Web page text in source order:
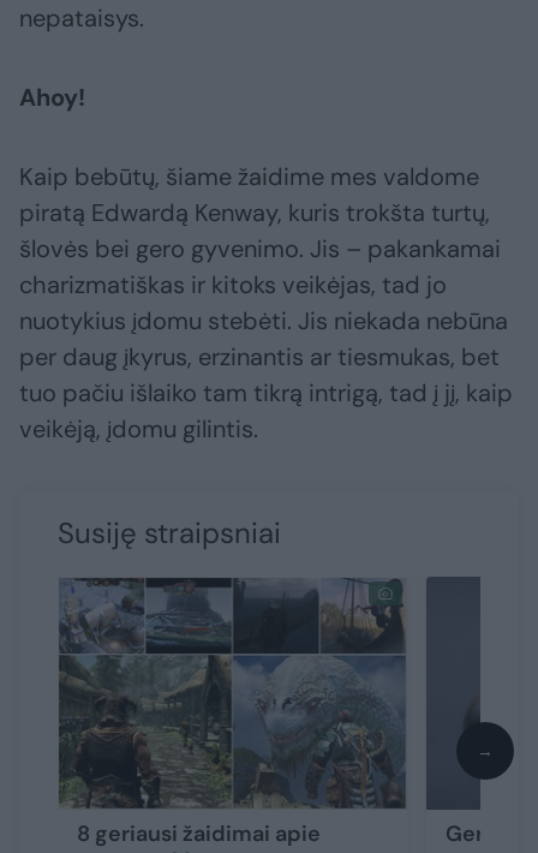
nepataisys.
Ahoy!
Kaip bebūtų, šiame žaidime mes valdome
piratą Edwardą Kenway, kuris trokšta turtų,
šlovės bei gero gyvenimo. Jis – pakankamai
charizmatiškas ir kitoks veikėjas, tad jo
nuotykius įdomu stebėti. Jis niekada nebūna
per daug įkyrus, erzinantis ar tiesmukas, bet
tuo pačiu išlaiko tam tikrą intrigą, tad į jį, kaip
veikėją, įdomu gilintis.
Susiję straipsniai
8 geriausi žaidimai apie
Gera
→